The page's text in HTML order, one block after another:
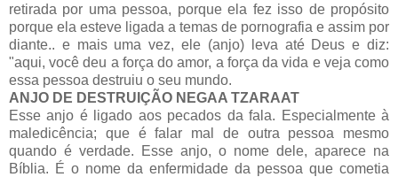
retirada por uma pessoa, porque ela fez isso de propósito
porque ela esteve ligada a temas de pornografia e assim por
diante.. e mais uma vez, ele (anjo) leva até Deus e diz:
"aqui, você deu a força do amor, a força da vida e veja como
essa pessoa destruiu o seu mundo.
ANJO DE DESTRUIÇÃO NEGAA TZARAAT
Esse anjo é ligado aos pecados da fala. Especialmente à
maledicência; que é falar mal de outra pessoa mesmo
quando é verdade. Esse anjo, o nome dele, aparece na
Bíblia. É o nome da enfermidade da pessoa que cometia